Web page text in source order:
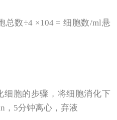
总数÷4 ×104 = 细胞数/ml悬
细胞的步骤，将细胞消化下
，5分钟离心，弃液